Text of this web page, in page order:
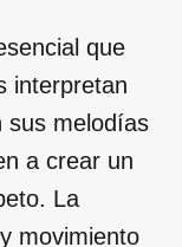
que
interpretan
sus melodías
a crear un
La
movimiento